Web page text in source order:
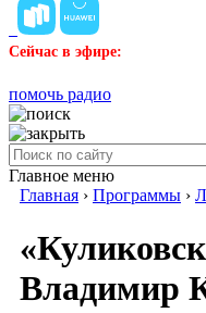
Сейчас в эфире:
помочь радио
Главное меню
Главная › Программы ›
Владимир